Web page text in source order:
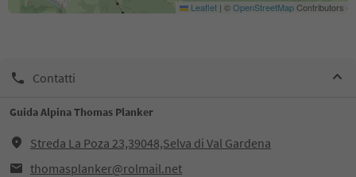
Leaflet | ©OpenStreetMapContributors
Contatti
Guida Alpina Thomas Planker
Streda La Poza 23,39048,Selva di Val Gardena
thomasplanker@rolmail.net